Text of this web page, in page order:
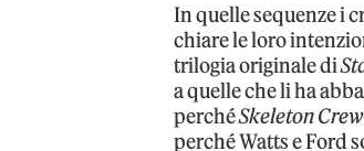
In quelle sequenze i
chiare le loro
trilogia originale di
a quelle che li ha
perchéSkeleton Crew
perché Watts e Ford